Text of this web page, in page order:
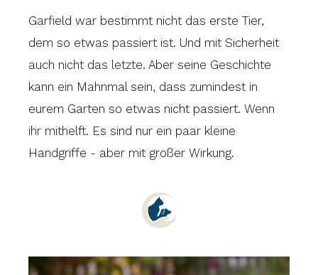
Garfield war bestimmt nicht das erste Tier,
dem so etwas passiert ist. Und mit Sicherheit
auch nicht das letzte. Aber seine Geschichte
kann ein Mahnmal sein, dass zumindest in
eurem Garten so etwas nicht passiert. Wenn
ihr mithelft. Es sind nur ein paar kleine
Handgriffe - aber mit großer Wirkung.